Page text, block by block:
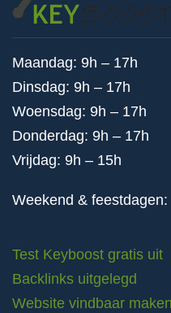
Maandag: 9h – 17h
Dinsdag: 9h – 17h
Woensdag: 9h – 17h
Donderdag: 9h – 17h
Vrijdag: 9h – 15h
Weekend &
Test Keyboost gratis uit
Backlinks uitgelegd
Website vindbaar maken